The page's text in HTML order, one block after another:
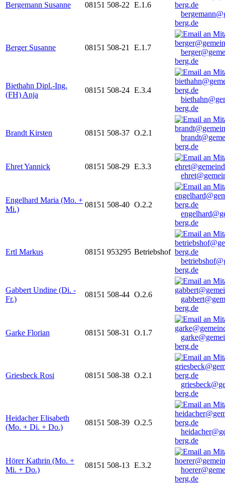
Bergemann Susanne 08151 508-22 E.1.6
berg.de
Berger Susanne 08151 508-21 E.1.7
berg.de
Biethahn Dipl.-Ing.
(FH) Anja
08151 508-24 E.3.4
berg.de
Brandt Kirsten 08151 508-37 O.2.1
berg.de
Ehret Yannick 08151 508-29 E.3.3
Engelhard Maria (Mo. +
Mi.)
08151 508-40 O.2.2
berg.de
Ertl Markus 08151 953295 Betriebshof
berg.de
Gabbert Undine (Di. -
Fr.)
08151 508-44 O.2.6
berg.de
Garke Florian 08151 508-31 O.1.7
berg.de
Griesbeck Rosi 08151 508-38 O.2.1
berg.de
Heidacher Elisabeth
(Mo. + Di. + Do.)
08151 508-39 O.2.5
berg.de
Hörer Kathrin (Mo. +
Mi. + Do.)
08151 508-13 E.3.2
berg.de